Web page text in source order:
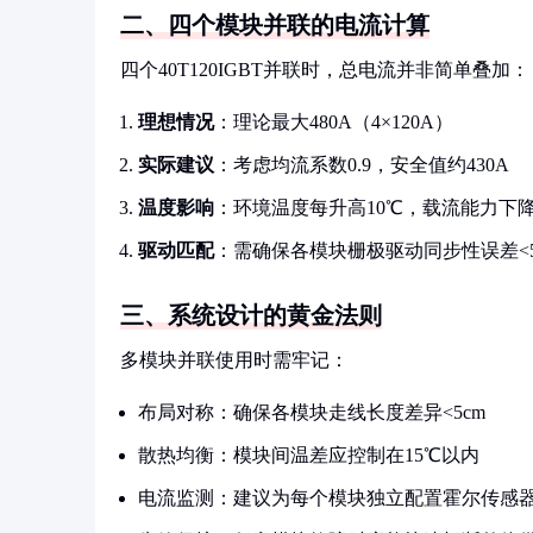
二、四个模块并联的电流计算
四个40T120IGBT并联时，总电流并非简单叠加：
理想情况：理论最大480A（4×120A）
实际建议 ：考虑均流系数0.9，安全值约430A
温度影响 ：环境温度每升高10℃，载流能力下
驱动匹配：需确保各模块栅极驱动同步性误差
三、系统设计的黄金法则
多模块并联使用时需牢记：
布局对称：确保各模块走线长度差异<5cm
散热均衡：模块间温差应控制在15℃以内
电流监测：建议为每个模块独立配置霍尔传感